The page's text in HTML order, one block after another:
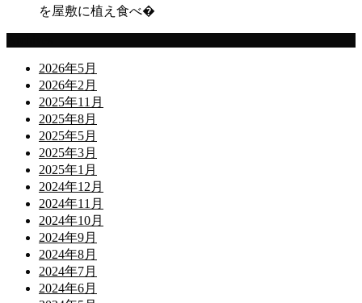
を屋敷に植え食べ�
2026年5月
2026年2月
2025年11月
2025年8月
2025年5月
2025年3月
2025年1月
2024年12月
2024年11月
2024年10月
2024年9月
2024年8月
2024年7月
2024年6月